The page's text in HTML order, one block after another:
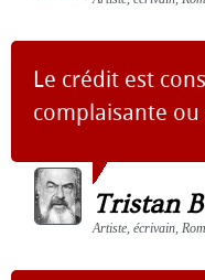
Le crédit est
complaisante ou
Tristan
Artiste, écrivain,